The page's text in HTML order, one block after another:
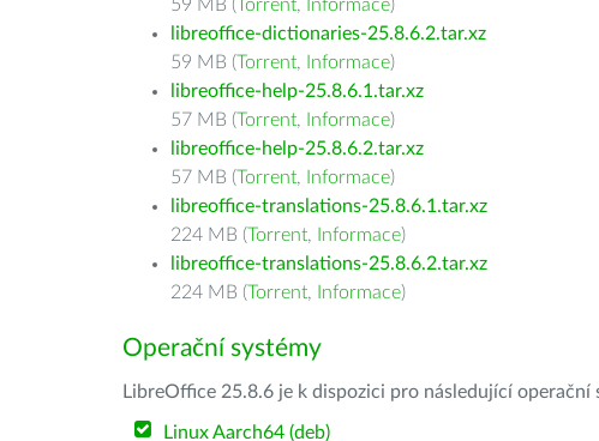
59 MB (Torrent, Informace)
libreoffice-dictionaries-25.8.6.2.tar.xz
59 MB (Torrent, Informace)
libreoffice-help-25.8.6.1.tar.xz
57 MB (Torrent, Informace)
libreoffice-help-25.8.6.2.tar.xz
57 MB (Torrent, Informace)
libreoffice-translations-25.8.6.1.tar.xz
224 MB (Torrent, Informace)
libreoffice-translations-25.8.6.2.tar.xz
224 MB (Torrent, Informace)
Operační systémy
LibreOffice 25.8.6 je k dispozici pro následující
Linux Aarch64 (deb)